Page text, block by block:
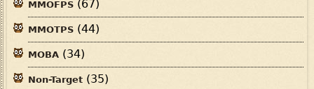
MMOFPS (67)
MMOTPS (44)
MOBA (34)
Non-Target (35)